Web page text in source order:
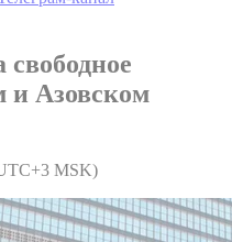
и Азовском
MSK)